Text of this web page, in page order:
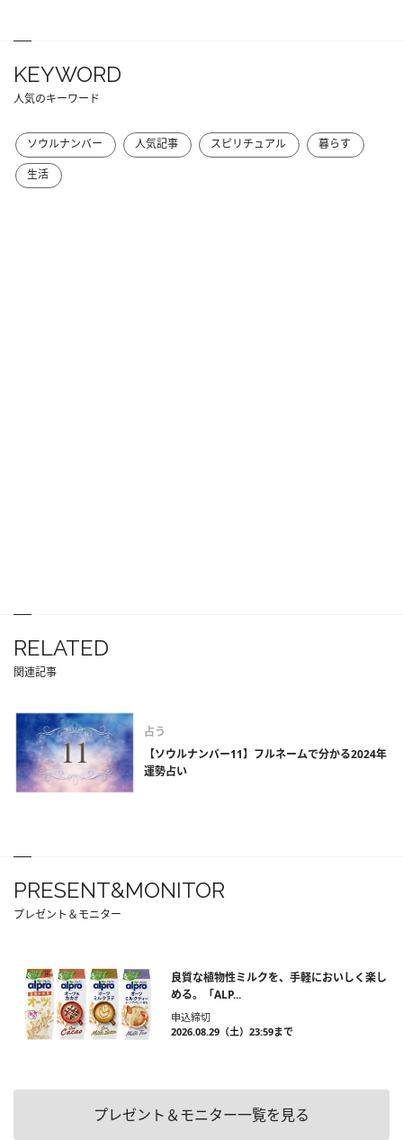
KEYWORD
人気のキーワード
ソウルナンバー 人気記事 スピリチュアル
暮らす
生活
RELATED
関連記事
占う
【ソウルナンバー11】フルネームで分かる2024年
運勢占い
PRESENT&MONITOR
プレゼント＆モニター
良質な植物性ミルクを、手軽においしく楽し
める。「ALP...
申込締切
2026.08.29（土）23:59まで
プレゼント＆モニター一覧を見る